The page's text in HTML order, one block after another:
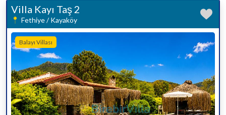
Villa Kayı Taş 2
Fethiye / Kayaköy
Balayı Villası